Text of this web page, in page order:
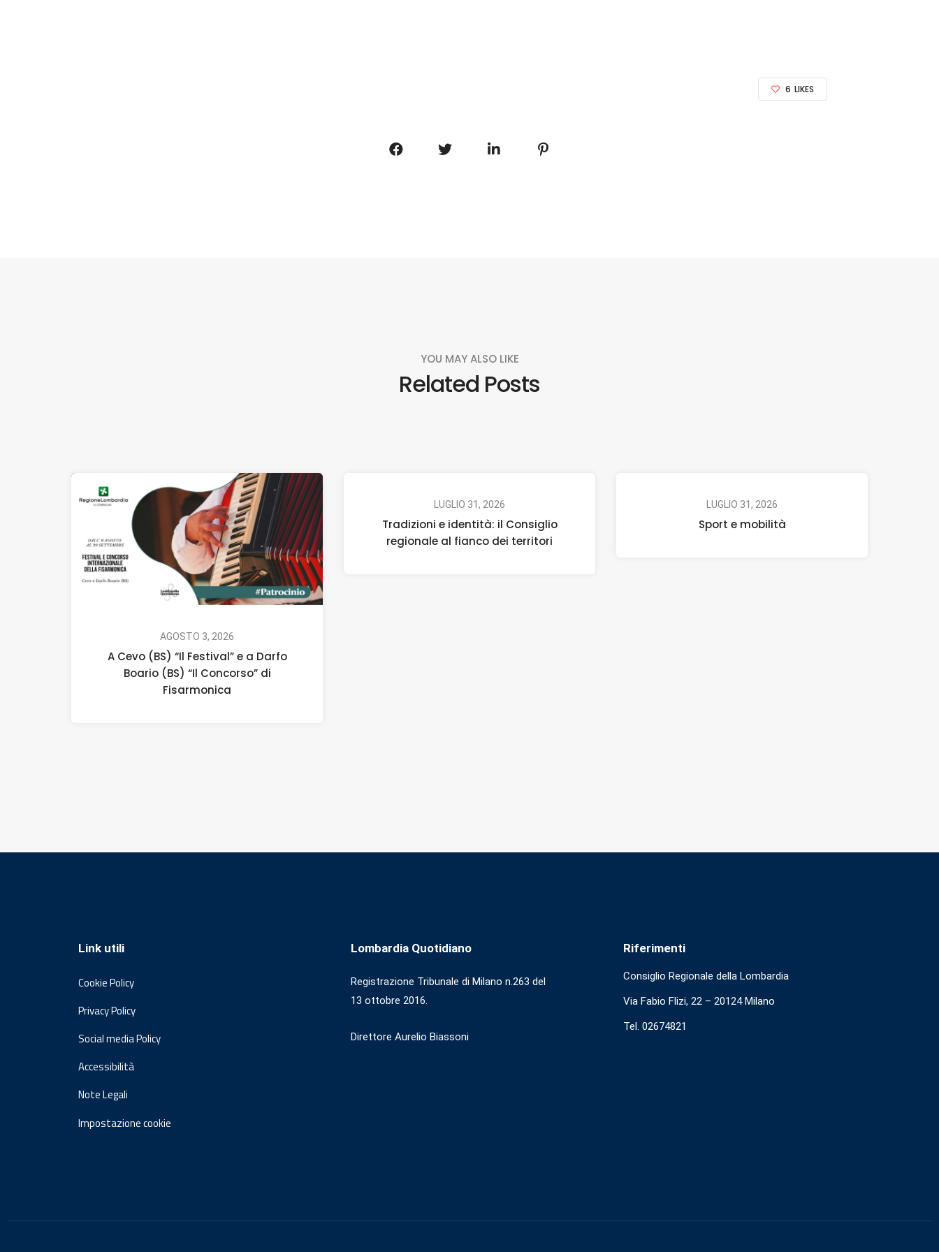
6 LIKES
YOU MAY ALSO LIKE
Related Posts
AGOSTO 3, 2026
A Cevo (BS) “Il Festival” e a Darfo
Boario (BS) “Il Concorso” di
Fisarmonica
LUGLIO 31, 2026
Tradizioni e identità: il Consiglio
regionale al fianco dei territori
LUGLIO 31, 2026
Sport e mobilità
Link utili
Cookie Policy
Privacy Policy
Social media Policy
Accessibilità
Note Legali
Impostazione cookie
Lombardia Quotidiano
Registrazione Tribunale di Milano n.263 del
13 ottobre 2016.
Direttore Aurelio Biassoni
Riferimenti
Consiglio Regionale della Lombardia
Via Fabio Flizi, 22 – 20124 Milano
Tel. 02674821